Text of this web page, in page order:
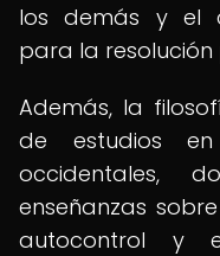
los demás y el
para la
Además, la
de estudios en
occidentales,
enseñanzas
autocontrol y